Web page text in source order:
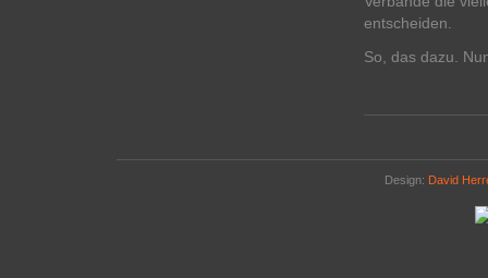
entscheiden.
So, das dazu.
Design: David